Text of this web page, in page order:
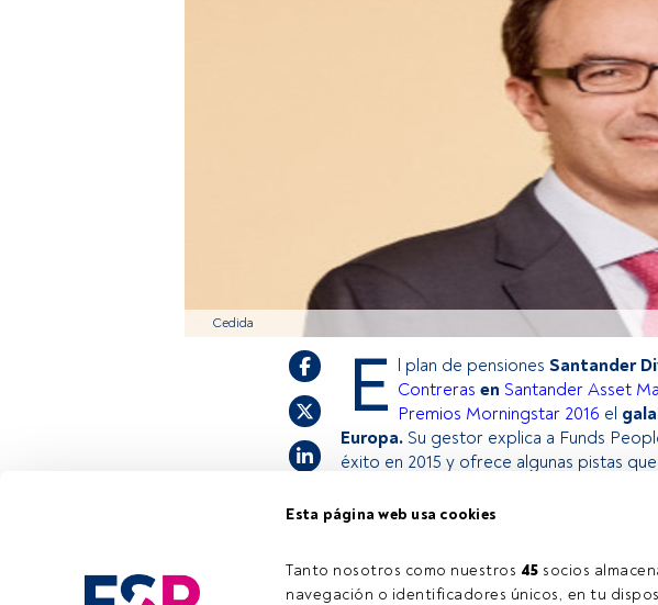
Esta página web usa cookies
Tanto nosotros como nuestros 45 socios
navegación o identificadores únicos, en tu
Cedida
E l plan de pensiones Santander
Contreras en Santander Asset
Premios Morningstar 2016 el
Europa. Su gestor explica a Funds
éxito en 2015 y ofrece algunas pistas
estás registrado, accede desde el
invitamos a registrarte y disfrutar de